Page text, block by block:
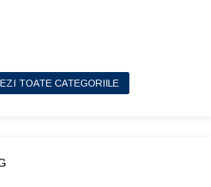
TOATE CATEGORIILE